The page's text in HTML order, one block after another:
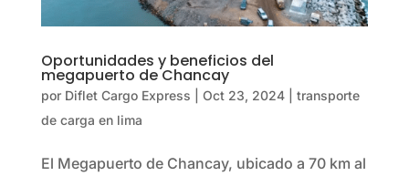
Oportunidades y beneficios del
megapuerto de Chancay
por Diflet Cargo Express Oct 23, 2024| transporte
de carga en lima
El Megapuerto de Chancay, ubicado a 70 km al